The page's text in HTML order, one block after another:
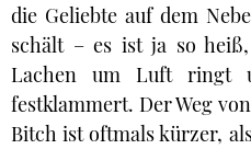
die Geliebte auf dem
schält – es ist ja so
Lachen um Luft ringt
festklammert. Der Weg
Bitch ist oftmals kürzer,